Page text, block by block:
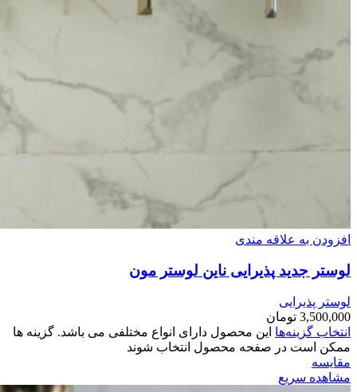
افزودن به علاقه مندی
لوستر جدید پذیرایی ناین لوستر مون
لوستر پذیرایی
3,500,000 تومان
انتخاب گزینه‌ها این محصول دارای انواع مختلفی می باشد. گزینه ها
ممکن است در صفحه محصول انتخاب شوند
مقایسه
مشاهده سریع